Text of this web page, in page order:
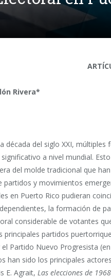
Rivera*
década del siglo XXI,
a nivel mundial.
del molde tradicional que
partidos y movimientos
en Puerto Rico pudieran
la formación de
considerable de votantes
principales partidos
el Partido Nuevo Progresista
han sido los principales
E. Agrait,Las elecciones de 1968